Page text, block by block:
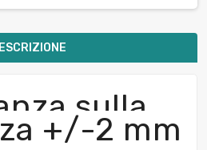
sulla
+/-2 mm